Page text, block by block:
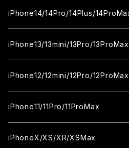
セラミックフィルム
カメラ用フィルム
ガラスフィルム
セラミックフィルム
iPhone16Pro
ガラスフィルム
セラミックフィルム
iPhone16Plus
ガラスフィルム
セラミックフィルム
iPhone16ProMax
ガラスフィルム
セラミックフィルム
iPhone15
ガラスフィルム
セラミックフィルム
iPhone15Pro
ガラスフィルム
セラミックフィルム
iPhone15Plus
ガラスフィルム
セラミックフィルム
iPhone15ProMax
ガラスフィルム
iPhone14/14Pro/14Plus/
iPhone14
ガラスフィルム
セラミックフィルム
iPhone14Pro
ガラスフィルム
セラミックフィルム
iPhone14Plus
ガラスフィルム
iPhone14ProMax
iPhone13/13mini/13Pro/13ProMax
iPhone13/13Pro
ガラスフィルム
セラミックフィルム
iPhone13mini
ガラスフィルム
iPhone13ProMax
iPhone12/12mini/12Pro/12ProMax
iPhone12/12Pro
ガラスフィルム
iPhone12mini
iPhone11/11Pro/11ProMax
iPhone11
iPhoneX/XS/XR/XSMax